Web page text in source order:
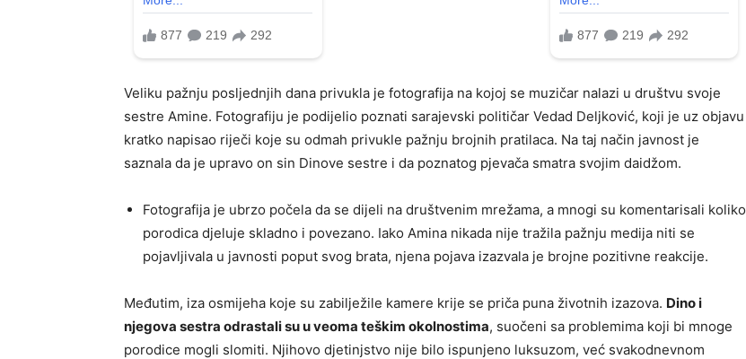
Veliku pažnju posljednjih dana privukla je fotografija na kojoj se muzičar nalazi u društvu svoje
sestre Amine. Fotografiju je podijelio poznati sarajevski političar Vedad Deljković, koji je uz objavu
kratko napisao riječi koje su odmah privukle pažnju brojnih pratilaca. Na taj način javnost je
saznala da je upravo on sin Dinove sestre i da poznatog pjevača smatra svojim daidžom.
Fotografija je ubrzo počela da se dijeli na društvenim mrežama, a mnogi su komentarisali koliko
porodica djeluje skladno i povezano. Iako Amina nikada nije tražila pažnju medija niti se
pojavljivala u javnosti poput svog brata, njena pojava izazvala je brojne pozitivne reakcije.
Međutim, iza osmijeha koje su zabilježile kamere krije se priča puna životnih izazova. Dino i
njegova sestra odrastali su u veoma teškim okolnostima, suočeni sa problemima koji bi mnoge
porodice mogli slomiti. Njihovo djetinjstvo nije bilo ispunjeno luksuzom, već svakodnevnom